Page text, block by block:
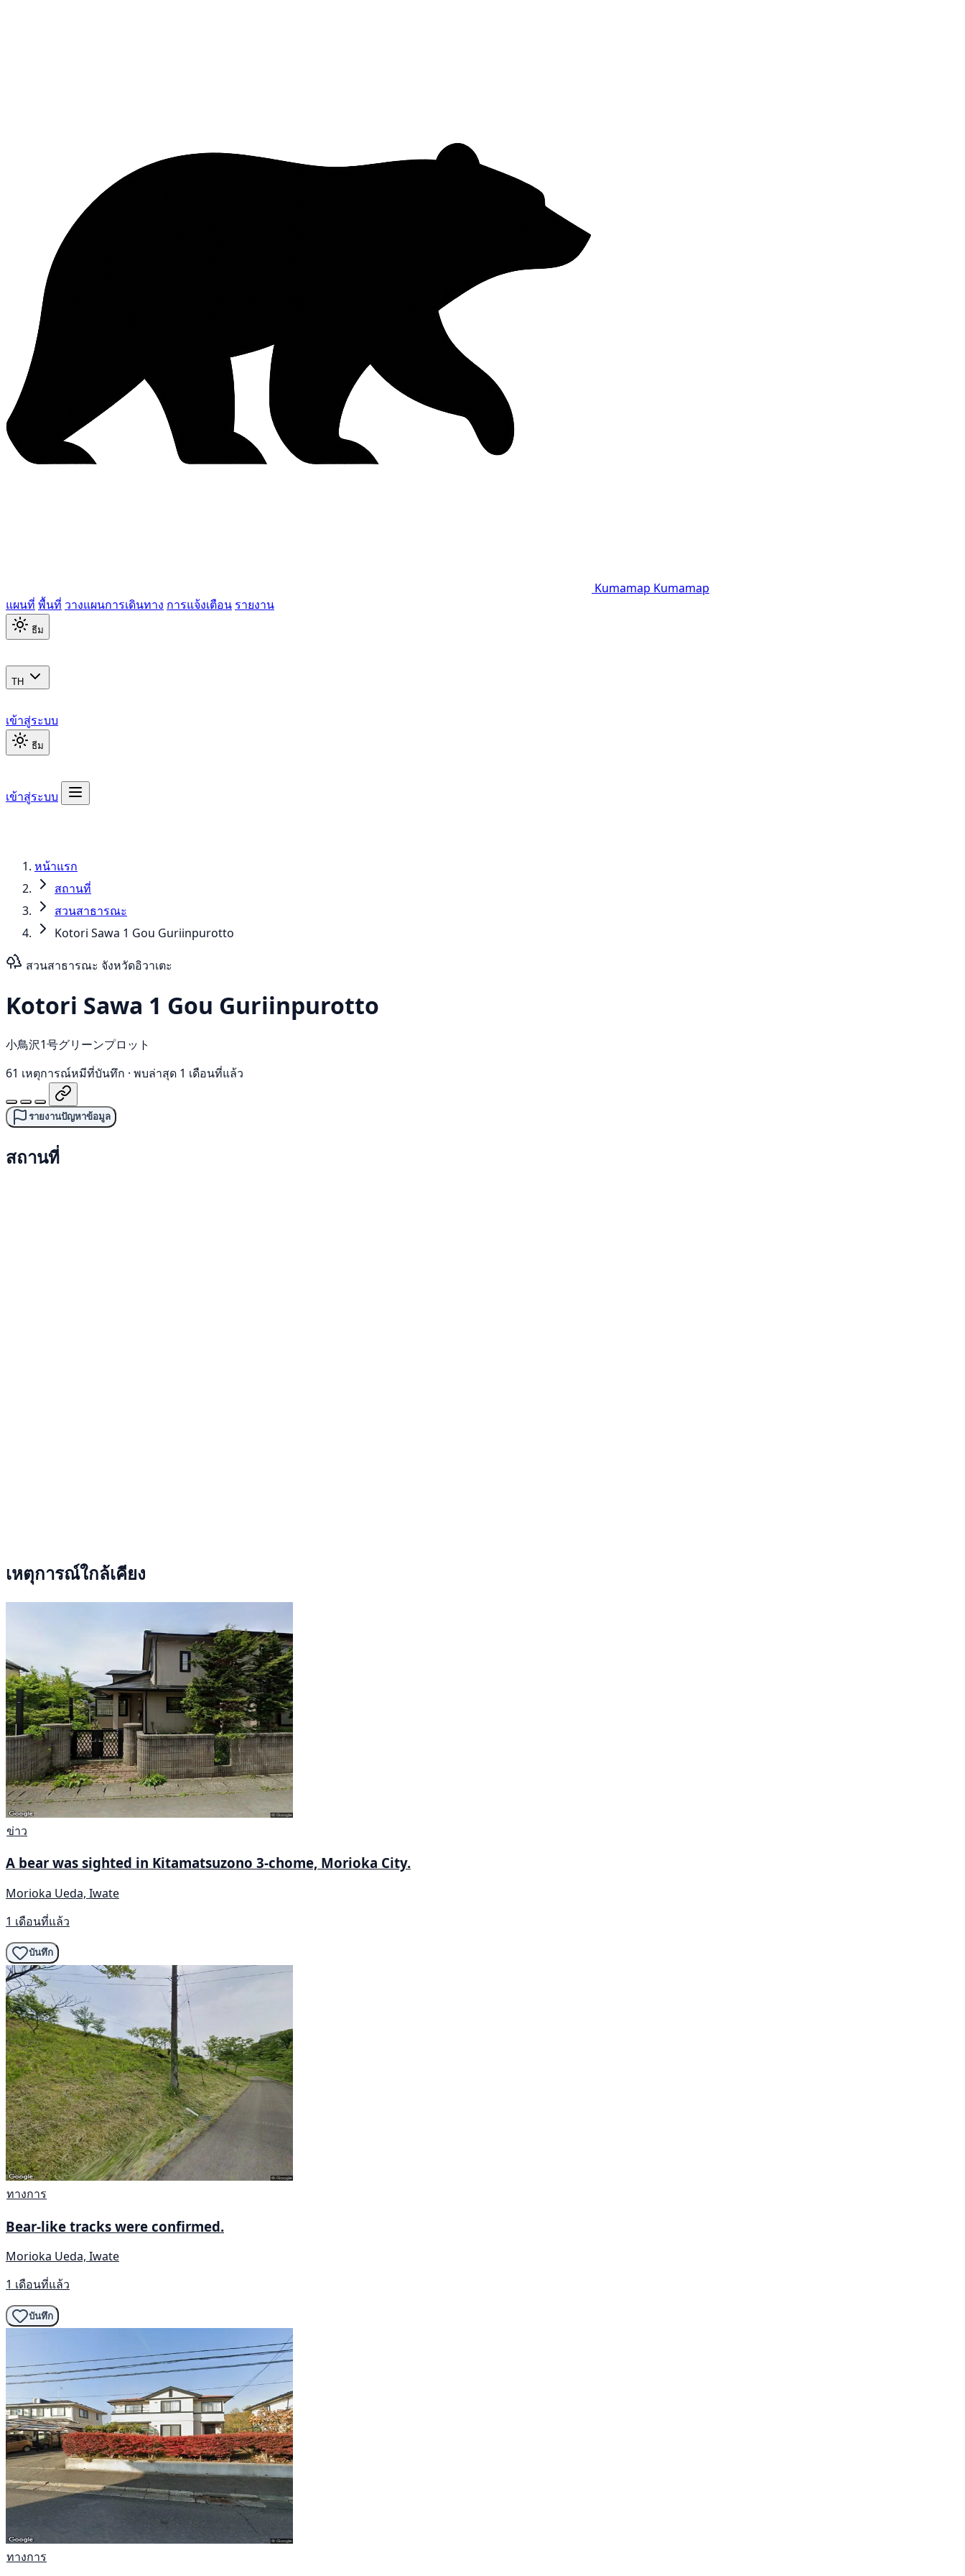
Kumamap Kumamap
แผนที่ พื้นที่ วางแผนการเดินทาง การแจ้งเตือน รายงาน
ธีม
TH
เข้าสู่ระบบ
ธีม
เข้าสู่ระบบ
หน้าแรก
สถานที่
สวนสาธารณะ
Kotori Sawa 1 Gou Guriinpurotto
สวนสาธารณะ จังหวัดอิวาเตะ
Kotori Sawa 1 Gou Guriinpurotto
小鳥沢1号グリーンプロット
61 เหตุการณ์หมีที่บันทึก · พบล่าสุด 1 เดือนที่แล้ว
รายงานปัญหาข้อมูล
สถานที่
เหตุการณ์ใกล้เคียง
ข่าว
A bear was sighted in Kitamatsuzono 3-chome, Morioka City.
Morioka Ueda, Iwate
1 เดือนที่แล้ว
บันทึก
ทางการ
Bear-like tracks were confirmed.
Morioka Ueda, Iwate
1 เดือนที่แล้ว
บันทึก
ทางการ